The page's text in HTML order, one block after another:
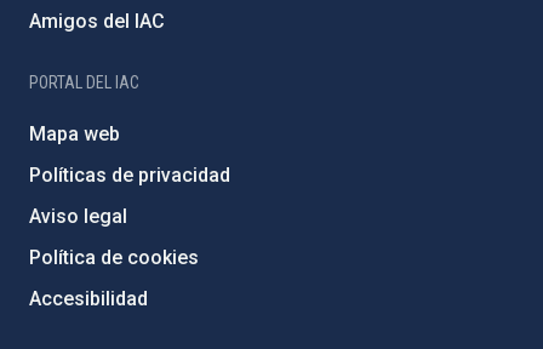
Amigos del IAC
PORTAL DEL IAC
Mapa web
Políticas de privacidad
Aviso legal
Política de cookies
Accesibilidad